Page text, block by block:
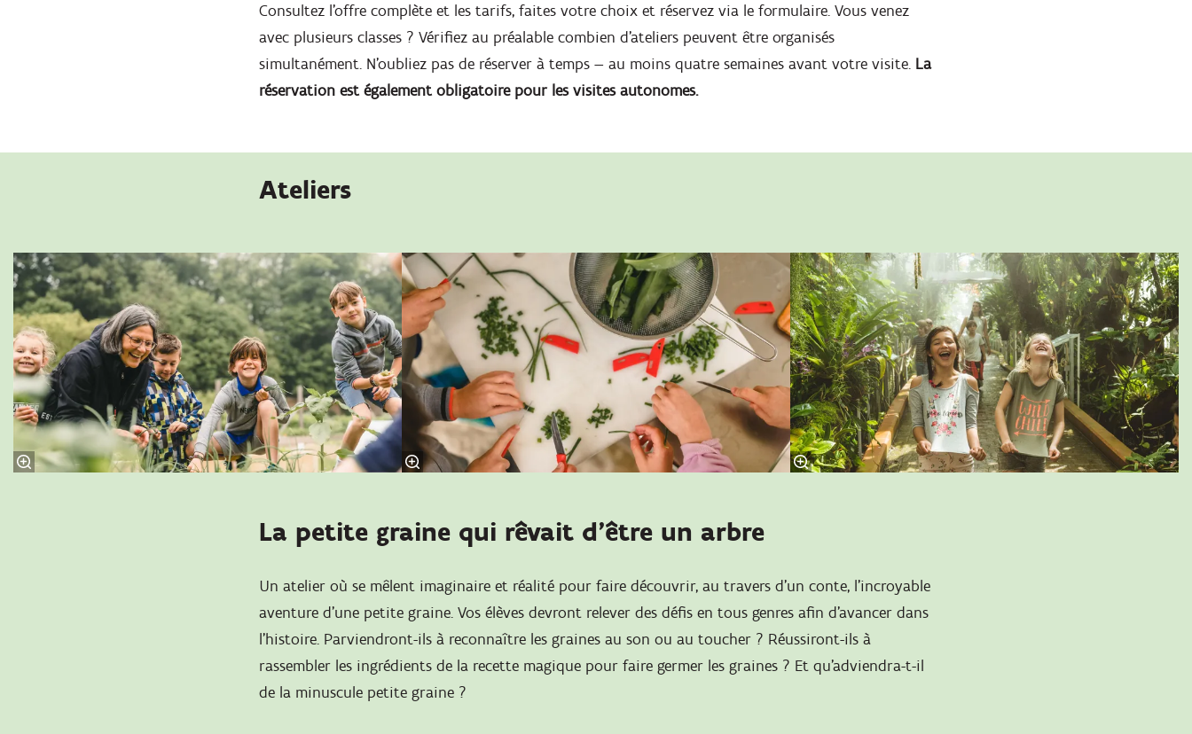
Consultez l’offre complète et les tarifs, faites votre choix et réservez via le formulaire. Vous venez
avec plusieurs classes ? Vérifiez au préalable combien d’ateliers peuvent être organisés
simultanément. N’oubliez pas de réserver à temps — au moins quatre semaines avant votre visite. La
réservation est également obligatoire pour les visites autonomes.
Ateliers
La petite graine qui rêvait d’être un arbre
Un atelier où se mêlent imaginaire et réalité pour faire découvrir, au travers d’un conte, l’incroyable
aventure d’une petite graine. Vos élèves devront relever des défis en tous genres afin d’avancer dans
l’histoire. Parviendront-ils à reconnaître les graines au son ou au toucher ? Réussiront-ils à
rassembler les ingrédients de la recette magique pour faire germer les graines ? Et qu’adviendra-t-il
de la minuscule petite graine ?